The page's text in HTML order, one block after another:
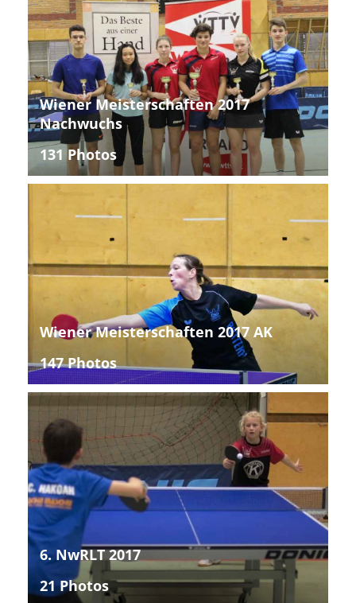
Wiener Meisterschaften 2017
Nachwuchs
131 Photos
Wiener Meisterschaften 2017 AK
147 Photos
6. NwRLT 2017
21 Photos